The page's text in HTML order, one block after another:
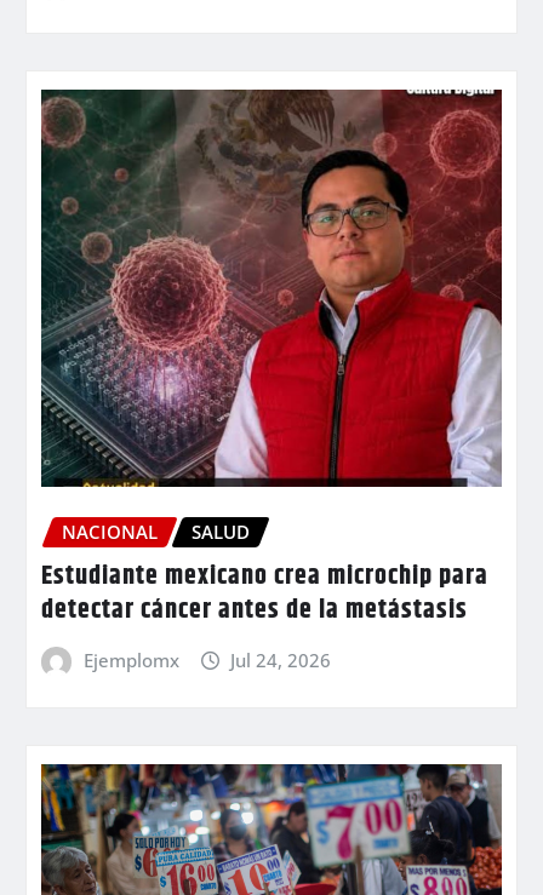
NACIONAL SALUD
Estudiante mexicano crea microchip para
detectar cáncer antes de la metástasis
Ejemplomx Jul 24, 2026